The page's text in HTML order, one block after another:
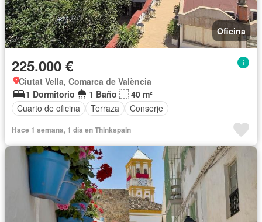
Oficina
225.000 €
Ciutat Vella, Comarca de València
1 Dormitorio
1 Baño
40 m²
Cuarto de oficina
Terraza Conserje
Hace 1 semana, 1 día en Thinkspain